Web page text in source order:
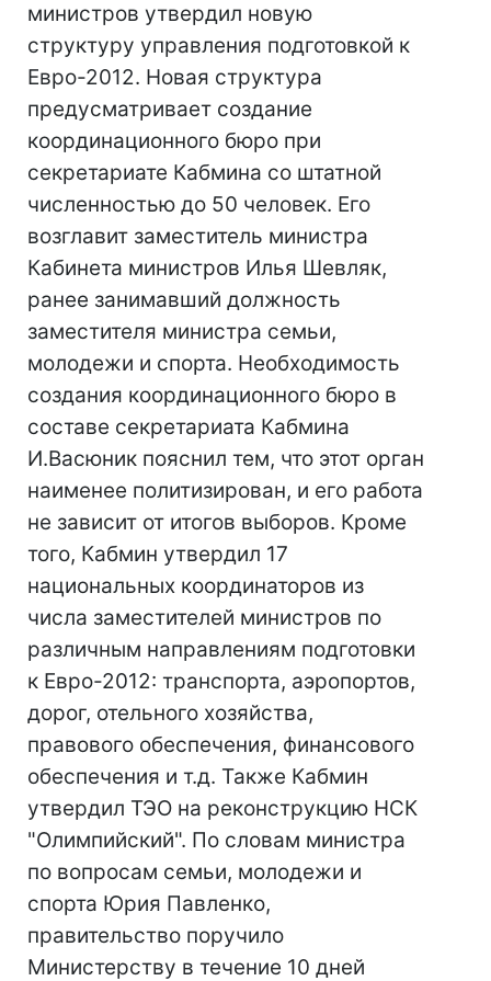
министров утвердил новую
структуру управления подготовкой к
Евро-2012. Новая структура
предусматривает создание
координационного бюро при
секретариате Кабмина со штатной
численностью до 50 человек. Его
возглавит заместитель министра
Кабинета министров Илья Шевляк,
ранее занимавший должность
заместителя министра семьи,
молодежи и спорта. Необходимость
создания координационного бюро в
составе секретариата Кабмина
И.Васюник пояснил тем, что этот орган
наименее политизирован, и его работа
не зависит от итогов выборов. Кроме
того, Кабмин утвердил 17
национальных координаторов из
числа заместителей министров по
различным направлениям подготовки
к Евро-2012: транспорта, аэропортов,
дорог, отельного хозяйства,
правового обеспечения, финансового
обеспечения и т.д. Также Кабмин
утвердил ТЭО на реконструкцию НСК
"Олимпийский". По словам министра
по вопросам семьи, молодежи и
спорта Юрия Павленко,
правительство поручило
Министерству в течение 10 дней